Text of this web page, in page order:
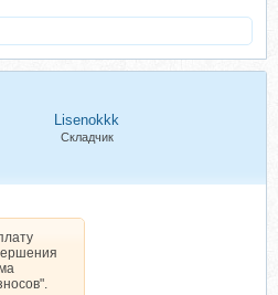
Lisenokkk
Складчик